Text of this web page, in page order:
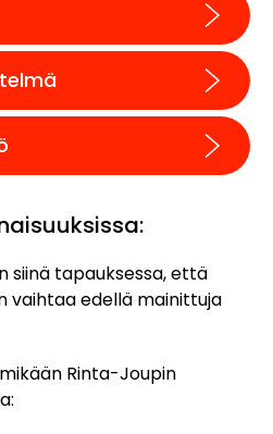
siinä tapauksessa, että
vaihtaa edellä mainittuja
Rinta-Joupin